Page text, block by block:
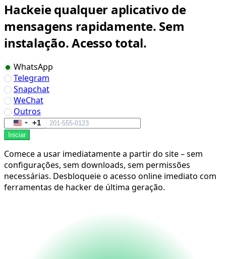
Hackeie qualquer aplicativo de
mensagens rapidamente. Sem
instalação. Acesso total.
WhatsApp
Telegram
Snapchat
WeChat
Outros
United
States
+1
Iniciar
Comece a usar imediatamente a partir do site – sem
configurações, sem downloads, sem permissões
necessárias. Desbloqueie o acesso online imediato com
ferramentas de hacker de última geração.